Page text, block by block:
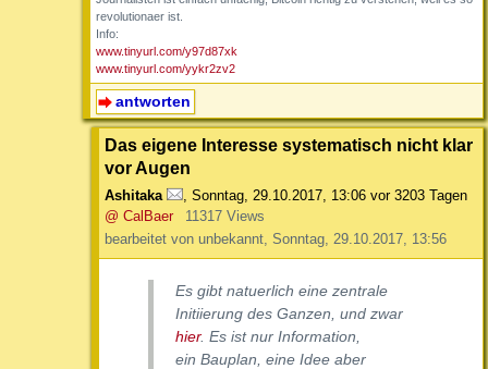
revolutionaer ist.
Info:
www.tinyurl.com/y97d87xk
www.tinyurl.com/yykr2zv2
antworten
Das eigene Interesse systematisch nicht klar
vor Augen
Ashitaka Sonntag, 29.10.2017, 13:06 vor 3203 Tagen
@ CalBaer
11317 Views
bearbeitet von unbekannt, Sonntag, 29.10.2017, 13:56
Es gibt natuerlich eine zentrale
Initiierung des Ganzen, und zwar
hier. Es ist nur Information,
ein Bauplan, eine Idee aber